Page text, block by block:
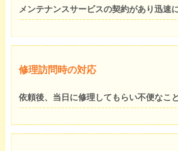
メンテナンスサービスの契約があり迅速
修理訪問時の対応
依頼後、当日に修理してもらい不便なこ